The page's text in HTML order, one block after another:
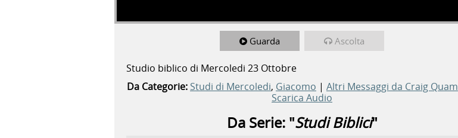
Guarda Ascolta
Studio biblico di Mercoledi 23 Ottobre
Da Categorie: Studi di Mercoledi, Giacomo | Altri Messaggi da Craig Quam
Scarica Audio
Da Serie: "Studi Biblici"